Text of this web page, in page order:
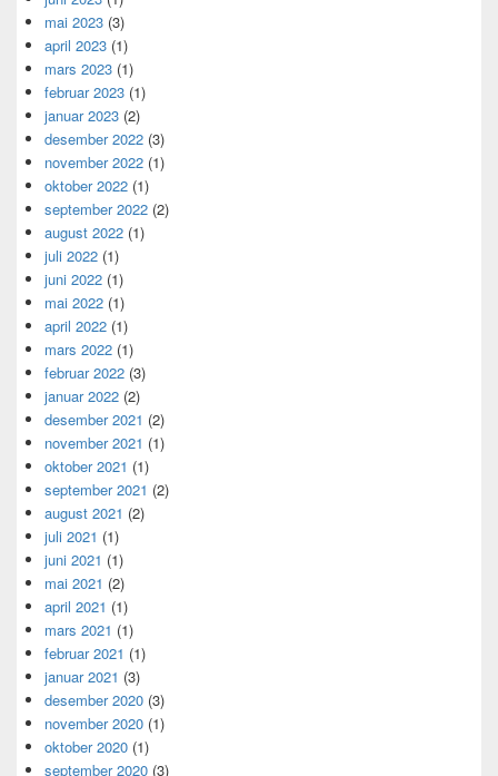
mai 2023 (3)
april 2023 (1)
mars 2023 (1)
februar 2023 (1)
januar 2023 (2)
desember 2022 (3)
november 2022 (1)
oktober 2022 (1)
september 2022 (2)
august 2022 (1)
juli 2022 (1)
juni 2022 (1)
mai 2022 (1)
april 2022 (1)
mars 2022 (1)
februar 2022 (3)
januar 2022 (2)
desember 2021 (2)
november 2021 (1)
oktober 2021 (1)
september 2021 (2)
august 2021 (2)
juli 2021 (1)
juni 2021 (1)
mai 2021 (2)
april 2021 (1)
mars 2021 (1)
februar 2021 (1)
januar 2021 (3)
desember 2020 (3)
november 2020 (1)
oktober 2020 (1)
september 2020 (3)